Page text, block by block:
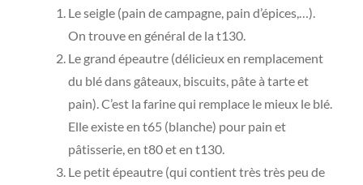
Le seigle (pain de campagne, pain d’épices,…).
On trouve en général de la t130.
Le grand épeautre (délicieux en remplacement
du blé dans gâteaux, biscuits, pâte à tarte et
pain). C’est la farine qui remplace le mieux le blé.
Elle existe en t65 (blanche) pour pain et
pâtisserie, en t80 et en t130.
Le petit épeautre (qui contient très très peu de